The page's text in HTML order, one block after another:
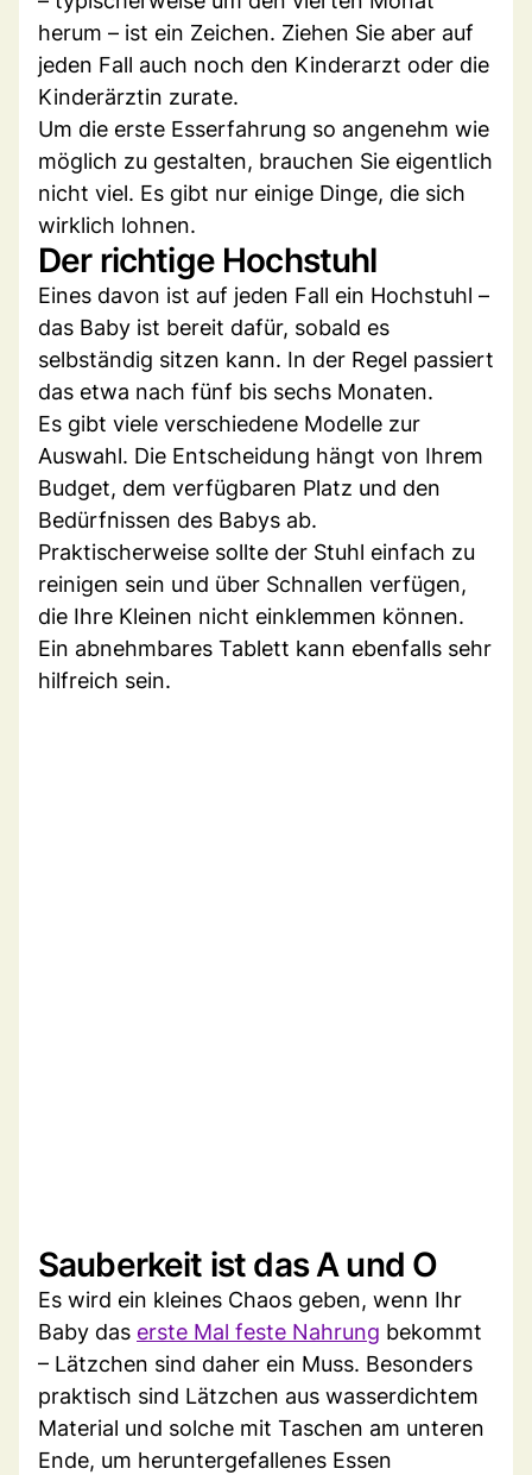
herum – ist ein Zeichen. Ziehen Sie aber auf
jeden Fall auch noch den Kinderarzt oder die
Kinderärztin zurate.
Um die erste Esserfahrung so angenehm wie
möglich zu gestalten, brauchen Sie eigentlich
nicht viel. Es gibt nur einige Dinge, die sich
wirklich lohnen.
Der richtige Hochstuhl
Eines davon ist auf jeden Fall ein Hochstuhl –
das Baby ist bereit dafür, sobald es
selbständig sitzen kann. In der Regel passiert
das etwa nach fünf bis sechs Monaten.
Es gibt viele verschiedene Modelle zur
Auswahl. Die Entscheidung hängt von Ihrem
Budget, dem verfügbaren Platz und den
Bedürfnissen des Babys ab.
Praktischerweise sollte der Stuhl einfach zu
reinigen sein und über Schnallen verfügen,
die Ihre Kleinen nicht einklemmen können.
Ein abnehmbares Tablett kann ebenfalls sehr
hilfreich sein.
Sauberkeit ist das A und O
Es wird ein kleines Chaos geben, wenn Ihr
Baby das erste Mal feste Nahrung bekommt
– Lätzchen sind daher ein Muss. Besonders
praktisch sind Lätzchen aus wasserdichtem
Material und solche mit Taschen am unteren
Ende, um heruntergefallenes Essen